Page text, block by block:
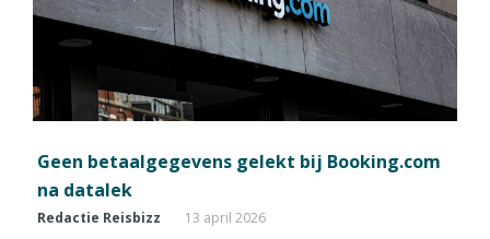
Geen betaalgegevens gelekt bij Booking.com
na datalek
Redactie Reisbizz 13 april 2026